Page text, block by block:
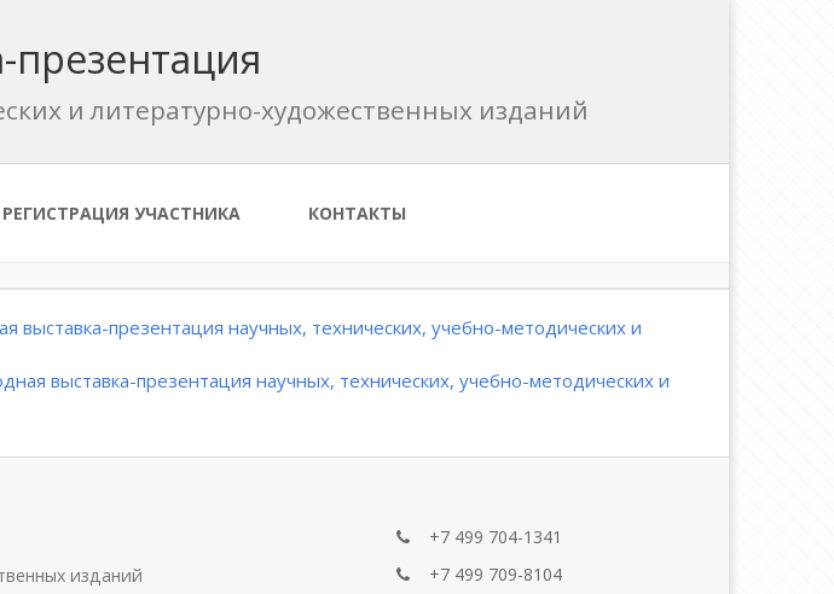
презентация
и литературно-художественных изданий
РЕГИСТРАЦИЯ УЧАСТНИКА КОНТАКТЫ
презентация научных, технических, учебно-методических и
выставка-презентация научных, технических, учебно-методических и
изданий
+7 499 704-1341
+7 499 709-8104